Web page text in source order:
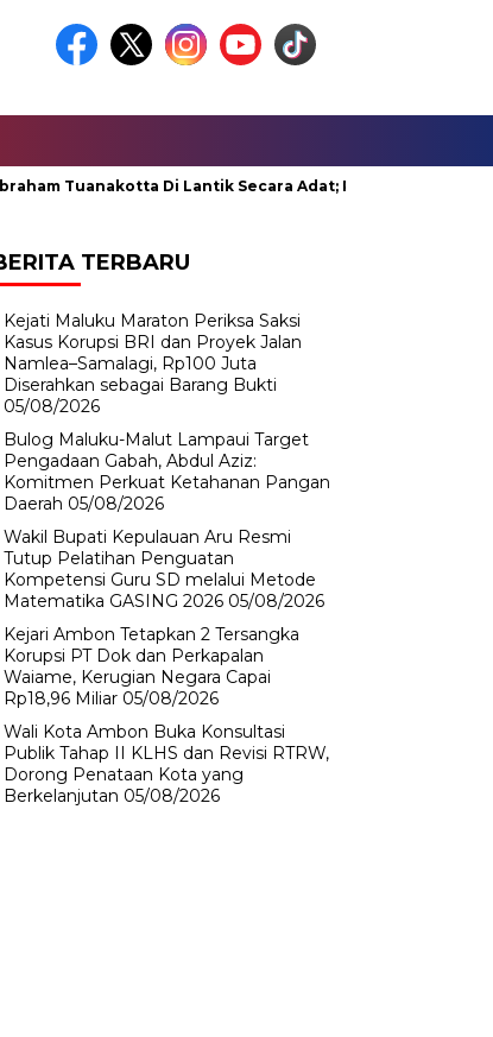
Di Lantik Secara Adat; Pj Bupati Malteng Minta
TERBARU
Kejati Maluku Maraton Periksa Saksi
Kasus Korupsi BRI dan Proyek Jalan
Namlea–Samalagi, Rp100 Juta
Diserahkan sebagai Barang Bukti
05/08/2026
Bulog Maluku-Malut Lampaui Target
Pengadaan Gabah, Abdul Aziz:
Komitmen Perkuat Ketahanan Pangan
Daerah 05/08/2026
Wakil Bupati Kepulauan Aru Resmi
Tutup Pelatihan Penguatan
Kompetensi Guru SD melalui Metode
Matematika GASING 2026 05/08/2026
Kejari Ambon Tetapkan 2 Tersangka
Korupsi PT Dok dan Perkapalan
Waiame, Kerugian Negara Capai
Rp18,96 Miliar 05/08/2026
Wali Kota Ambon Buka Konsultasi
Publik Tahap II KLHS dan Revisi RTRW,
Dorong Penataan Kota yang
Berkelanjutan 05/08/2026